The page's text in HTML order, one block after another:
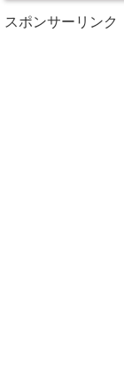
スポンサーリンク